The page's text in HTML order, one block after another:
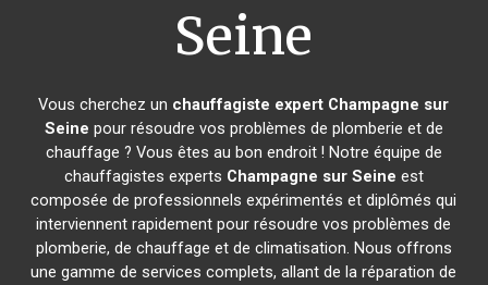
Seine
Vous cherchez un chauffagiste expert Champagne sur
Seine pour résoudre vos problèmes de plomberie et de
chauffage ? Vous êtes au bon endroit ! Notre équipe de
chauffagistes experts Champagne sur Seine est
composée de professionnels expérimentés et diplômés qui
interviennent rapidement pour résoudre vos problèmes de
plomberie, de chauffage et de climatisation. Nous offrons
une gamme de services complets, allant de la réparation de